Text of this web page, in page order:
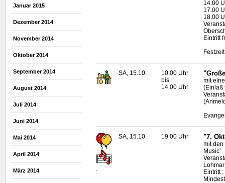
Januar 2015
Dezember 2014
November 2014
Oktober 2014
September 2014
August 2014
Juli 2014
Juni 2014
Mai 2014
April 2014
März 2014
14.00
17.00
18.00
Eintritt
SA, 15.10.
10.00 Uhr
bis
14.00 Uhr
mit
(Einlaß
SA, 15.10. 19.00 Uhr "7.
mit den
Music'
Eintritt